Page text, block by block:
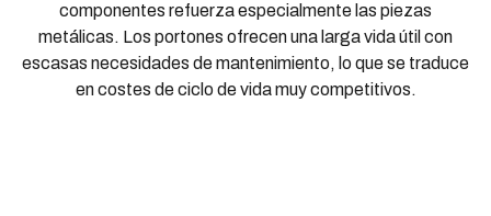
componentes refuerza especialmente las piezas
metálicas. Los portones ofrecen una larga vida útil con
escasas necesidades de mantenimiento, lo que se traduce
en costes de ciclo de vida muy competitivos.